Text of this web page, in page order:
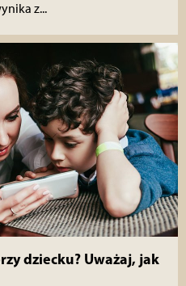
z...
dziecku? Uważaj, jak